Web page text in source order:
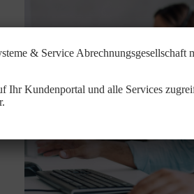
& Service Abrechnungsgesellschaft
Ihr Kundenportal und alle Services